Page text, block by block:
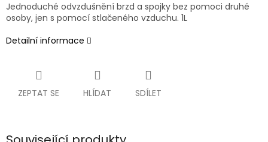
Jednoduché odvzdušnění brzd a spojky bez pomoci druhé
osoby, jen s pomocí stlačeného vzduchu. 1L
Detailní informace
ZEPTAT SE HLÍDAT SDÍLET